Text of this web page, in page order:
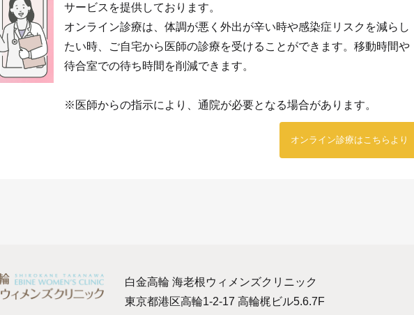
サービスを提供しております。
オンライン診療は、体調が悪く外出が辛い時や感染症リスクを減らし
たい時、ご自宅から医師の診療を受けることができます。移動時間や
待合室での待ち時間を削減できます。
※医師からの指示により、通院が必要となる場合があります。
オンライン診療はこちらより
白金高輪 海老根ウィメンズクリニック
東京都港区高輪1-2-17 高輪梶ビル5.6.7F